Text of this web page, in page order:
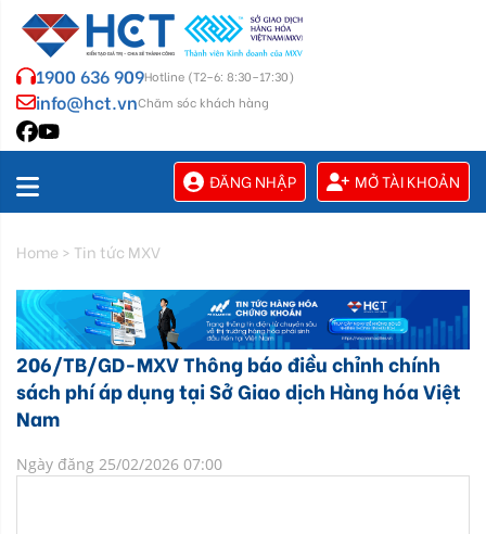
1900 636 909Hotline (T2–6: 8:30–17:30)
info@hct.vnChăm sóc khách hàng
ĐĂNG NHẬP MỞ TÀI KHOẢN
Home > Tin tức MXV
206/TB/GD-MXV Thông báo điều chỉnh chính
sách phí áp dụng tại Sở Giao dịch Hàng hóa Việt
Nam
Ngày đăng 25/02/2026 07:00